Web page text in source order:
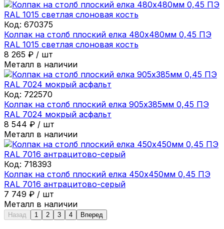
Код: 670375
Колпак на столб плоский елка 480х480мм 0,45 ПЭ
RAL 1015 светлая слоновая кость
8 265 ₽ / шт
Металл в наличии
Код: 722570
Колпак на столб плоский елка 905х385мм 0,45 ПЭ
RAL 7024 мокрый асфальт
8 544 ₽ / шт
Металл в наличии
Код: 718393
Колпак на столб плоский елка 450х450мм 0,45 ПЭ
RAL 7016 антрацитово-серый
7 749 ₽ / шт
Металл в наличии
Назад 1 2 3 4 Вперед